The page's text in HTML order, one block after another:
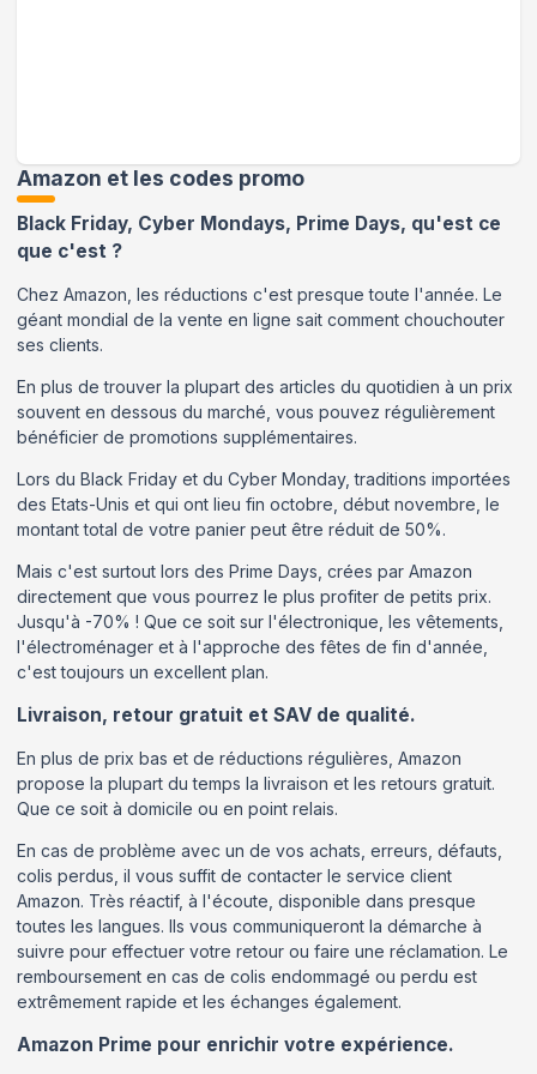
Amazon et les codes promo
Black Friday, Cyber Mondays, Prime Days, qu'est ce
que c'est ?
Chez Amazon, les réductions c'est presque toute l'année. Le
géant mondial de la vente en ligne sait comment chouchouter
ses clients.
En plus de trouver la plupart des articles du quotidien à un prix
souvent en dessous du marché, vous pouvez régulièrement
bénéficier de promotions supplémentaires.
Lors du Black Friday et du Cyber Monday, traditions importées
des Etats-Unis et qui ont lieu fin octobre, début novembre, le
montant total de votre panier peut être réduit de 50%.
Mais c'est surtout lors des Prime Days, crées par Amazon
directement que vous pourrez le plus profiter de petits prix.
Jusqu'à -70% ! Que ce soit sur l'électronique, les vêtements,
l'électroménager et à l'approche des fêtes de fin d'année,
c'est toujours un excellent plan.
Livraison, retour gratuit et SAV de qualité.
En plus de prix bas et de réductions régulières, Amazon
propose la plupart du temps la livraison et les retours gratuit.
Que ce soit à domicile ou en point relais.
En cas de problème avec un de vos achats, erreurs, défauts,
colis perdus, il vous suffit de contacter le service client
Amazon. Très réactif, à l'écoute, disponible dans presque
toutes les langues. Ils vous communiqueront la démarche à
suivre pour effectuer votre retour ou faire une réclamation. Le
remboursement en cas de colis endommagé ou perdu est
extrêmement rapide et les échanges également.
Amazon Prime pour enrichir votre expérience.